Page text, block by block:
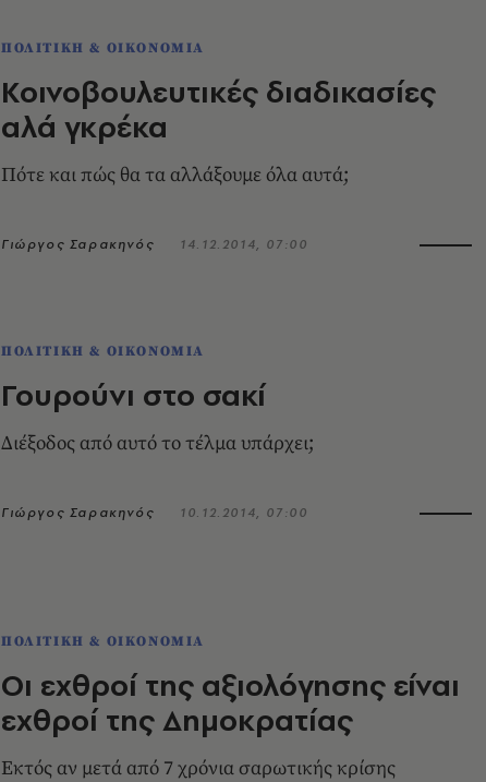
ΠΟΛΙΤΙΚΗ & ΟΙΚΟΝΟΜΙΑ
Κοινοβουλευτικές διαδικασίες
αλά γκρέκα
Πότε και πώς θα τα αλλάξουμε όλα αυτά;
Γιώργος Σαρακηνός 14.12.2014, 07:00
ΠΟΛΙΤΙΚΗ & ΟΙΚΟΝΟΜΙΑ
Γουρούνι στο σακί
Διέξοδος από αυτό το τέλμα υπάρχει;
Γιώργος Σαρακηνός 10.12.2014, 07:00
ΠΟΛΙΤΙΚΗ & ΟΙΚΟΝΟΜΙΑ
Οι εχθροί της αξιολόγησης είναι
εχθροί της Δημοκρατίας
Εκτός αν μετά από 7 χρόνια σαρωτικής κρίσης